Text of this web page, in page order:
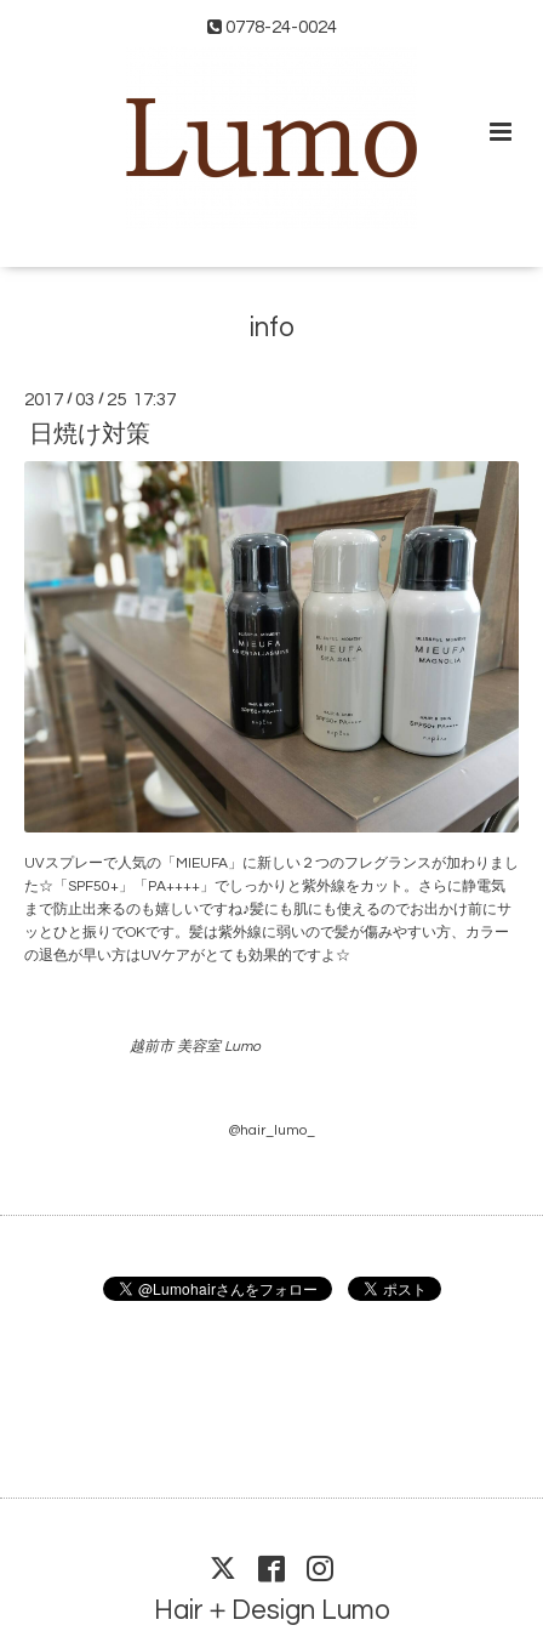
0778-24-0024
info
2017 /03 / 25 17:37
日焼け対策
UVスプレーで人気の「MIEUFA」に新しい２つのフレグランスが加わりまし
た☆「SPF50+」「PA++++」でしっかりと紫外線をカット。さらに静電気
まで防止出来るのも嬉しいですね♪髪にも肌にも使えるのでお出かけ前にサ
ッとひと振りでOKです。髪は紫外線に弱いので髪が傷みやすい方、カラー
の退色が早い方はUVケアがとても効果的ですよ☆
越前市 美容室 Lumo
@hair_lumo_
Hair＋Design Lumo